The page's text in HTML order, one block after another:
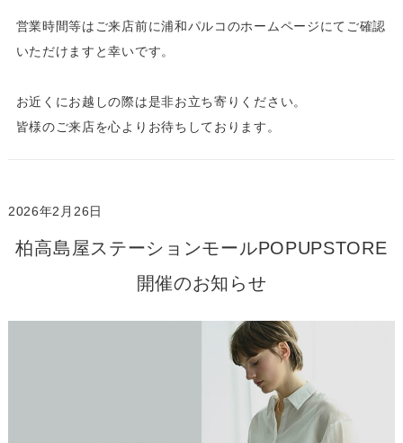
営業時間等はご来店前に浦和パルコのホームページにてご確認
いただけますと幸いです。
お近くにお越しの際は是非お立ち寄りください。
皆様のご来店を心よりお待ちしております。
2026年2月26日
柏高島屋ステーションモールPOPUPSTORE
開催のお知らせ